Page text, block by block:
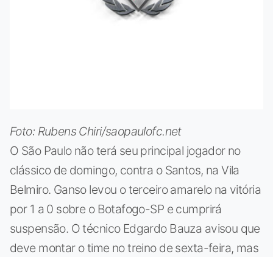
Foto: Rubens Chiri/saopaulofc.net
O São Paulo não terá seu principal jogador no
clássico de domingo, contra o Santos, na Vila
Belmiro. Ganso levou o terceiro amarelo na vitória
por 1 a 0 sobre o Botafogo-SP e cumprirá
suspensão. O técnico Edgardo Bauza avisou que
deve montar o time no treino de sexta-feira, mas